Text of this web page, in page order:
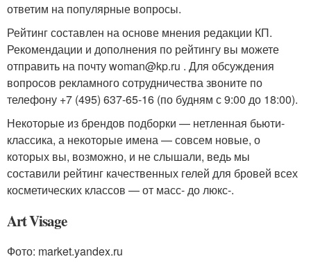
ответим на популярные вопросы.
Рейтинг составлен на основе мнения редакции КП.
Рекомендации и дополнения по рейтингу вы можете
отправить на почту woman@kp.ru . Для обсуждения
вопросов рекламного сотрудничества звоните по
телефону +7 (495) 637-65-16 (по будням с 9:00 до 18:00).
Некоторые из брендов подборки — нетленная бьюти-
классика, а некоторые имена — совсем новые, о
которых вы, возможно, и не слышали, ведь мы
составили рейтинг качественных гелей для бровей всех
косметических классов — от масс- до люкс-.
Art Visage
Фото: market.yandex.ru